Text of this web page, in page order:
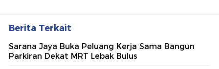
Berita Terkait
Sarana Jaya Buka Peluang Kerja Sama Bangun
Parkiran Dekat MRT Lebak Bulus